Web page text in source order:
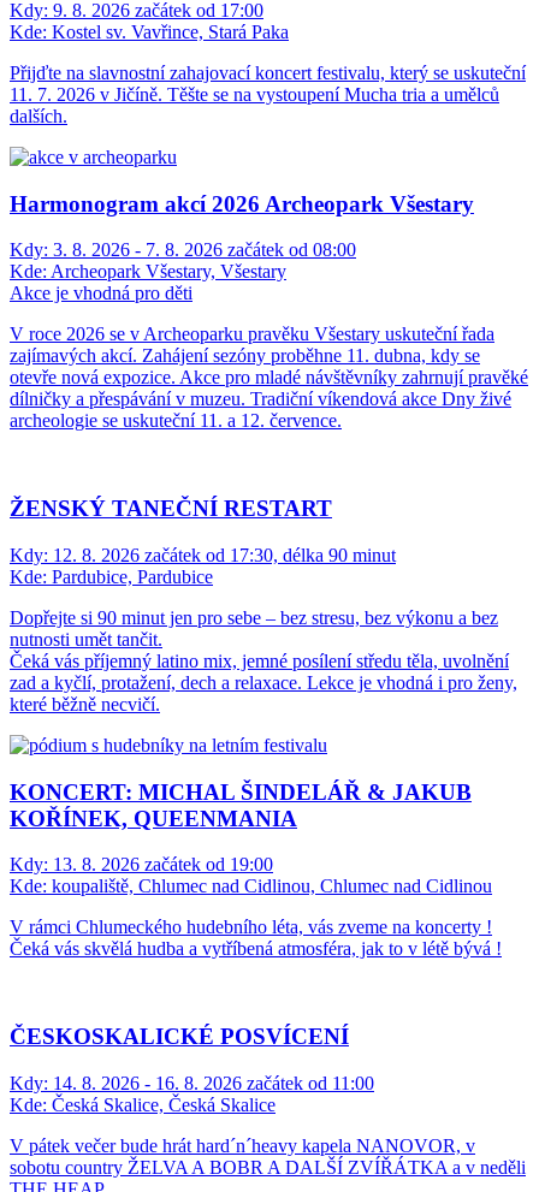
Kdy: 9. 8. 2026 začátek od 17:00
Kde: Kostel sv. Vavřince, Stará Paka
Přijďte na slavnostní zahajovací koncert festivalu, který se uskuteční
11. 7. 2026 v Jičíně. Těšte se na vystoupení Mucha tria a umělců
dalších.
Harmonogram akcí 2026 Archeopark Všestary
Kdy: 3. 8. 2026 - 7. 8. 2026 začátek od 08:00
Kde: Archeopark Všestary, Všestary
Akce je vhodná pro děti
V roce 2026 se v Archeoparku pravěku Všestary uskuteční řada
zajímavých akcí. Zahájení sezóny proběhne 11. dubna, kdy se
otevře nová expozice. Akce pro mladé návštěvníky zahrnují pravěké
dílničky a přespávání v muzeu. Tradiční víkendová akce Dny živé
archeologie se uskuteční 11. a 12. července.
ŽENSKÝ TANEČNÍ RESTART
Kdy: 12. 8. 2026 začátek od 17:30, délka 90 minut
Kde: Pardubice, Pardubice
Dopřejte si 90 minut jen pro sebe – bez stresu, bez výkonu a bez
nutnosti umět tančit.
Čeká vás příjemný latino mix, jemné posílení středu těla, uvolnění
zad a kyčlí, protažení, dech a relaxace. Lekce je vhodná i pro ženy,
které běžně necvičí.
KONCERT: MICHAL ŠINDELÁŘ & JAKUB
KOŘÍNEK, QUEENMANIA
Kdy: 13. 8. 2026 začátek od 19:00
Kde: koupaliště, Chlumec nad Cidlinou, Chlumec nad Cidlinou
V rámci Chlumeckého hudebního léta, vás zveme na koncerty !
Čeká vás skvělá hudba a vytříbená atmosféra, jak to v létě bývá !
ČESKOSKALICKÉ POSVÍCENÍ
Kdy: 14. 8. 2026 - 16. 8. 2026 začátek od 11:00
Kde: Česká Skalice, Česká Skalice
V pátek večer bude hrát hard´n´heavy kapela NANOVOR, v
sobotu country ŽELVA A BOBR A DALŠÍ ZVÍŘÁTKA a v neděli